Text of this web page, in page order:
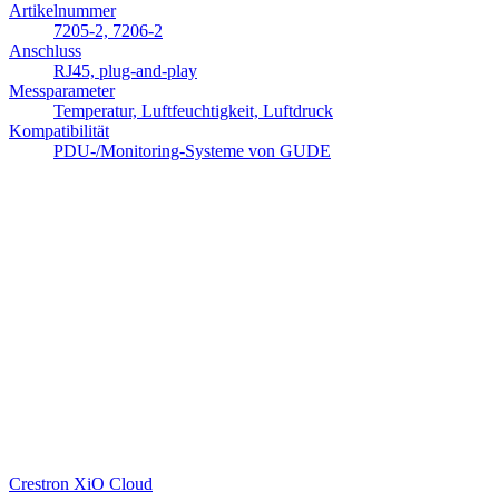
Artikelnummer
7205-2, 7206-2
Anschluss
RJ45, plug-and-play
Messparameter
Temperatur, Luftfeuchtigkeit, Luftdruck
Kompatibilität
PDU-/Monitoring-Systeme von GUDE
Crestron XiO Cloud